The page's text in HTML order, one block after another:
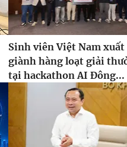
Sinh viên Việt Nam xuất
giành hàng loạt giải
tại hackathon AI Đông...